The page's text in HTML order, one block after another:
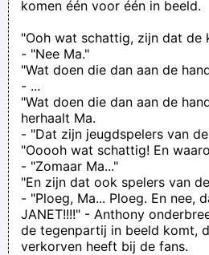
komen één voor één in beeld.
"Ooh wat schattig, zijn dat de
- "Nee Ma."
"Wat doen die dan aan de
- ...
"Wat doen die dan aan de
herhaalt Ma.
- "Dat zijn jeugdspelers van
"Ooooh wat schattig! En
- "Zomaar Ma..."
"En zijn dat ook spelers van
- "Ploeg, Ma... Ploeg. En nee,
JANET!!!!" - Anthony
de tegenpartij in beeld komt,
verkorven heeft bij de fans.